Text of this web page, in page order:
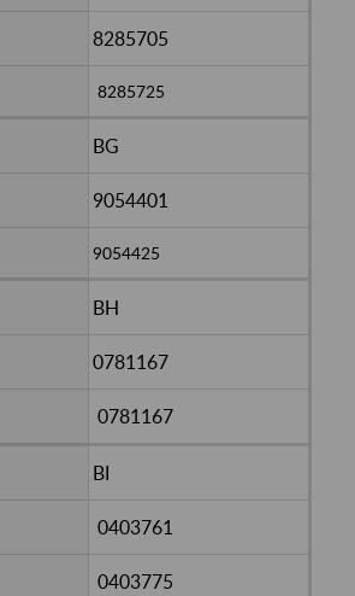
8285705
8285725
BG
9054401
9054425
BH
0781167
0781167
BI
0403761
0403775